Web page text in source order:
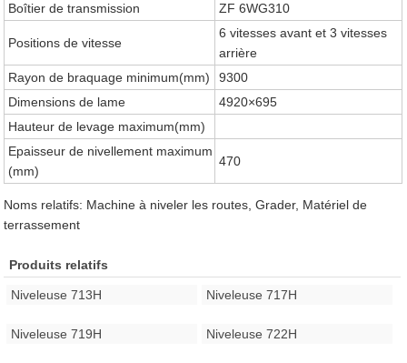
Boîtier de transmission
ZF 6WG310
Positions de vitesse
6 vitesses avant et 3 vitesses
arrière
Rayon de braquage minimum(mm)
9300
Dimensions de lame
4920×695
Hauteur de levage maximum(mm)
Epaisseur de nivellement maximum
(mm)
470
Noms relatifs: Machine à niveler les routes, Grader, Matériel de
terrassement
Produits relatifs
Niveleuse 713H Niveleuse 717H
Niveleuse 719H Niveleuse 722H